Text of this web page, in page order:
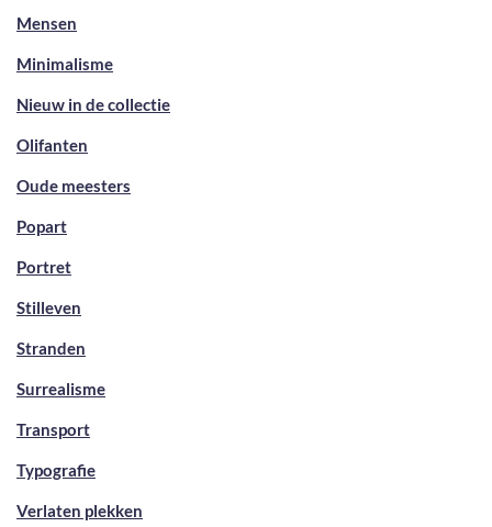
Mensen
Minimalisme
Nieuw in de collectie
Olifanten
Oude meesters
Popart
Portret
Stilleven
Stranden
Surrealisme
Transport
Typografie
Verlaten plekken